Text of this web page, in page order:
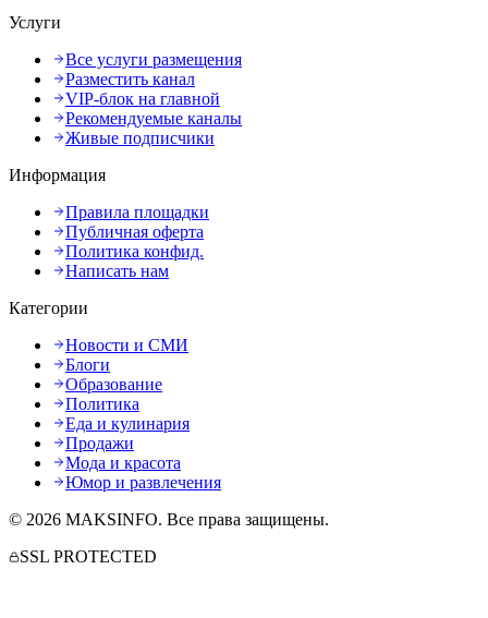
Услуги
Все услуги размещения
Разместить канал
VIP-блок на главной
Рекомендуемые каналы
Живые подписчики
Информация
Правила площадки
Публичная оферта
Политика конфид.
Написать нам
Категории
Новости и СМИ
Блоги
Образование
Политика
Еда и кулинария
Продажи
Мода и красота
Юмор и развлечения
© 2026 MAKSINFO. Все права защищены.
SSL PROTECTED